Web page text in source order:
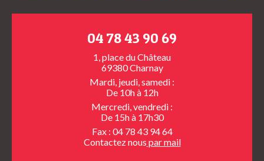
04 78 43 90 69
1, place du Château
69380 Charnay
Mardi, jeudi, samedi :
De 10h à 12h
Mercredi, vendredi :
De 15h à 17h30
Fax : 04 78 43 94 64
Contactez nous par mail